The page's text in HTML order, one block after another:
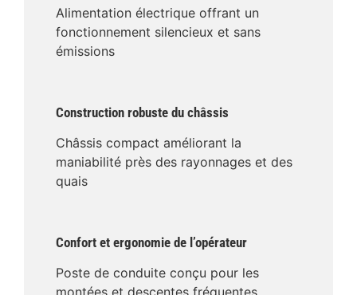
Alimentation électrique offrant un
fonctionnement silencieux et sans
émissions
Construction robuste du châssis
Châssis compact améliorant la
maniabilité près des rayonnages et des
quais
Confort et ergonomie de l’opérateur
Poste de conduite conçu pour les